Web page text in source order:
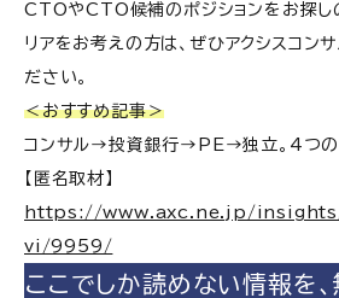
CTOやCTO候補のポジションをお探し
リアをお考えの方は、ぜひアクシスコン
ださい。
＜おすすめ記事＞
コンサル→投資銀行→PE→独立。4つの
【匿名取材】
https://www.axc.ne.jp/
vi/9959/
ここでしか読めない情報を、